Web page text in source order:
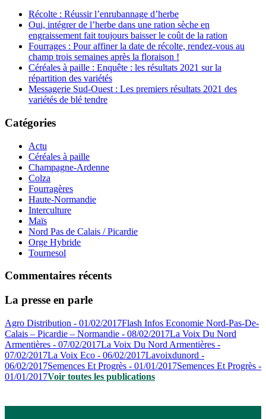
Récolte : Réussir l’enrubannage d’herbe
Oui, intégrer de l’herbe dans une ration sèche en
engraissement fait toujours baisser le coût de la ration
Fourrages : Pour affiner la date de récolte, rendez-vous au
champ trois semaines après la floraison !
Céréales à paille : Enquête : les résultats 2021 sur la
répartition des variétés
Messagerie Sud-Ouest : Les premiers résultats 2021 des
variétés de blé tendre
Catégories
Actu
Céréales à paille
Champagne-Ardenne
Colza
Fourragères
Haute-Normandie
Interculture
Maïs
Nord Pas de Calais / Picardie
Orge Hybride
Tournesol
Commentaires récents
La presse en parle
Agro Distribution - 01/02/2017Flash Infos Economie Nord-Pas-De-
Calais – Picardie – Normandie - 08/02/2017La Voix Du Nord
Armentières - 07/02/2017La Voix Du Nord Armentières -
07/02/2017La Voix Eco - 06/02/2017Lavoixdunord -
06/02/2017Semences Et Progrès - 01/01/2017Semences Et Progrès -
01/01/2017Voir toutes les publications